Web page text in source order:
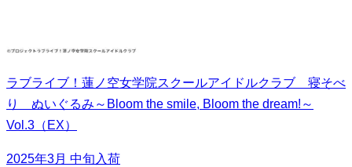
ラブライブ！蓮ノ空女学院スクールアイドルクラブ 寝そべ
り ぬいぐるみ～Bloom the smile, Bloom the dream!～
Vol.3（EX）
2025年3月 中旬入荷